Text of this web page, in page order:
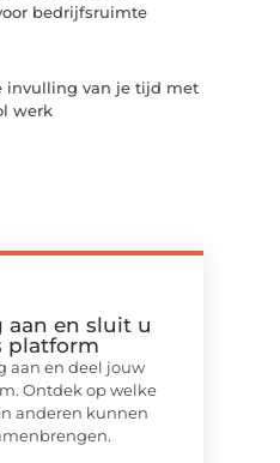
bedrijfsruimte
invulling van je tijd met
werk
aan en sluit u
platform
aan en deel jouw
Ontdek op welke
anderen kunnen